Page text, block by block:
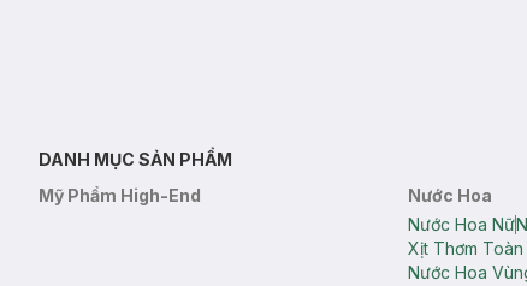
DANH MỤC SẢN PHẨM
Mỹ Phẩm High-End
Nước Hoa
Nước Hoa Nữ
Xịt Thơm
Nước Hoa